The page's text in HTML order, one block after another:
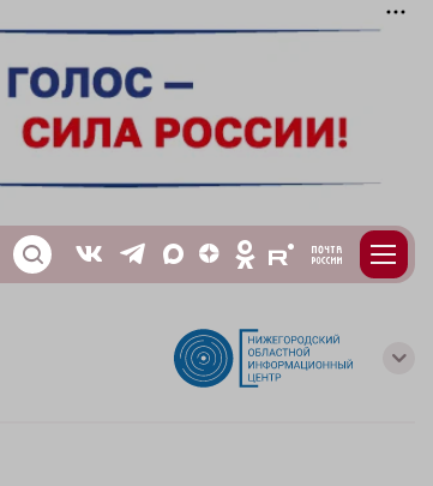
S V T X Z O E m
с